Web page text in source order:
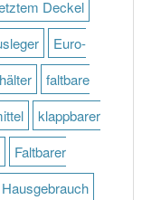
Deckel
Euro-
faltbare
klappbarer
Faltbarer